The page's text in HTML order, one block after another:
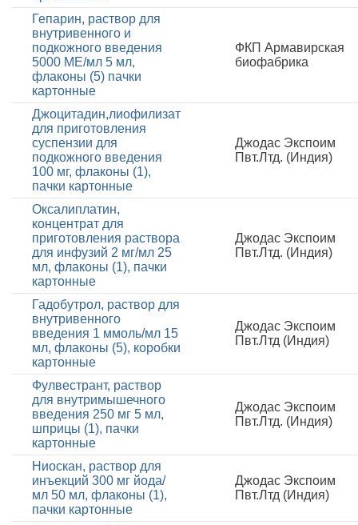
Гепарин, раствор для
внутривенного и
подкожного введения
5000 МЕ/мл 5 мл,
флаконы (5) пачки
картонные
ФКП Армавирская
биофабрика
Джоцитадин,лиофилизат
для приготовления
суспензии для
подкожного введения
100 мг, флаконы (1),
пачки картонные
Джодас Экспоим
Пвт.Лтд. (Индия)
Оксалиплатин,
концентрат для
приготовления раствора
для инфузий 2 мг/мл 25
мл, флаконы (1), пачки
картонные
Джодас Экспоим
Пвт.Лтд. (Индия)
Гадобутрол, раствор для
внутривенного
введения 1 ммоль/мл 15
мл, флаконы (5), коробки
картонные
Джодас Экспоим
Пвт.Лтд (Индия)
Фулвестрант, раствор
для внутримышечного
введения 250 мг 5 мл,
шприцы (1), пачки
картонные
Джодас Экспоим
Пвт.Лтд. (Индия)
Ниоскан, раствор для
инъекций 300 мг йода/
мл 50 мл, флаконы (1),
пачки картонные
Джодас Экспоим
Пвт.Лтд (Индия)